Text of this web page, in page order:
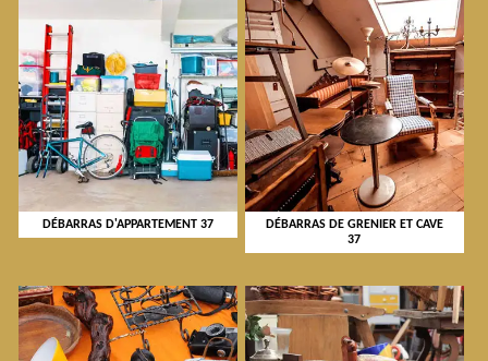
DÉBARRAS D'APPARTEMENT 37
DÉBARRAS DE GRENIER ET CAVE
37